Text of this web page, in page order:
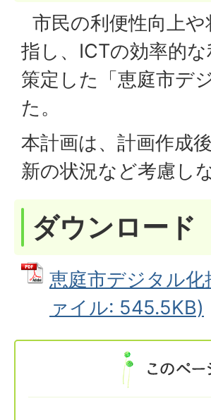
市民の利便性向上
指し、ICTの効率的
策定した「恵庭市デ
た。
本計画は、計画作成
新の状況など考慮し
ダウンロード
恵庭市デジタル
ァイル: 545.5KB)